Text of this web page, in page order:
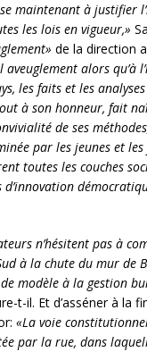
maintenant à justifier
les lois en vigueur,»
de la direction
alors qu’à
les faits et les
à son honneur, fait
de ses
par les jeunes et
toutes les couches
n’hésitent pas à
à la chute du mur de
modèle à la gestion
t-il. Et d’asséner à la
«La voie
par la rue, dans